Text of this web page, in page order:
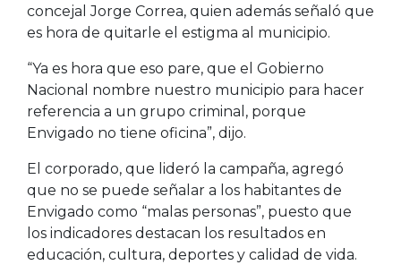
concejal Jorge Correa, quien además señaló que
es hora de quitarle el estigma al municipio.
“Ya es hora que eso pare, que el Gobierno
Nacional nombre nuestro municipio para hacer
referencia a un grupo criminal, porque
Envigado no tiene oficina”, dijo.
El corporado, que lideró la campaña, agregó
que no se puede señalar a los habitantes de
Envigado como “malas personas”, puesto que
los indicadores destacan los resultados en
educación, cultura, deportes y calidad de vida.